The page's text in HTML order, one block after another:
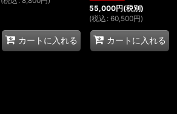
カートに入れる
55,000円(税別)
(税込 : 60,500円)
カートに入れる